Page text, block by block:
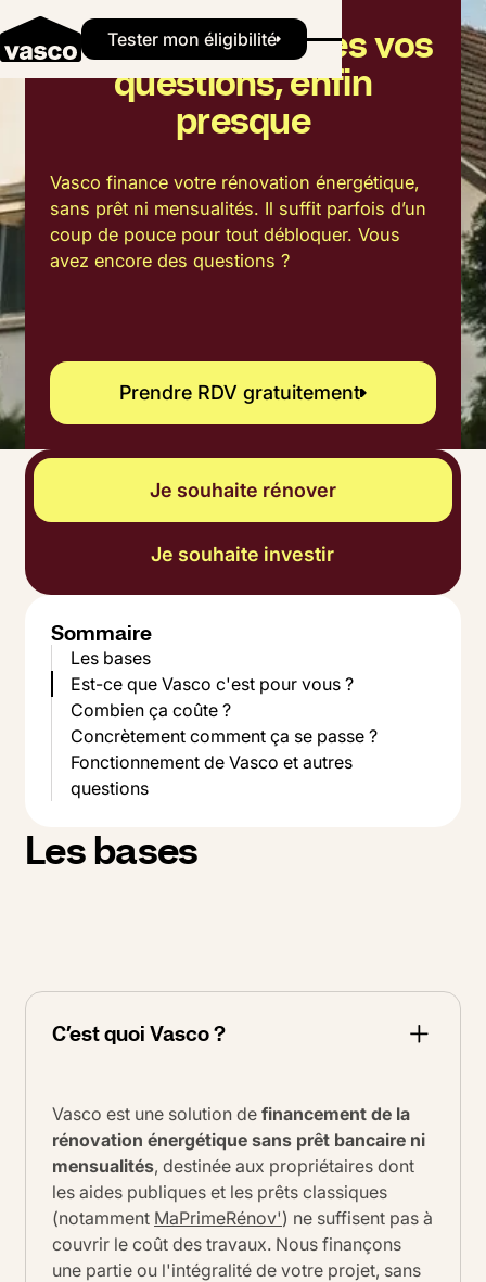
Button Text
Tester mon éligibilité
On répond à toutes vos
questions, enfin
presque
Vasco finance votre rénovation énergétique,
sans prêt ni mensualités. Il suffit parfois d’un
coup de pouce pour tout débloquer. Vous
avez encore des questions ?
Prendre RDV gratuitement
Prendre RDV gratuitement
Je souhaite rénover
Je souhaite investir
Sommaire
Les bases
Est-ce que Vasco c'est pour vous ?
Combien ça coûte ?
Concrètement comment ça se passe ?
Fonctionnement de Vasco et autres
questions
Les bases
C’est quoi Vasco ?
Vasco est une solution de financement de la
rénovation énergétique sans prêt bancaire ni
mensualités, destinée aux propriétaires dont
les aides publiques et les prêts classiques
(notamment MaPrimeRénov') ne suffisent pas à
couvrir le coût des travaux. Nous finançons
une partie ou l'intégralité de votre projet, sans